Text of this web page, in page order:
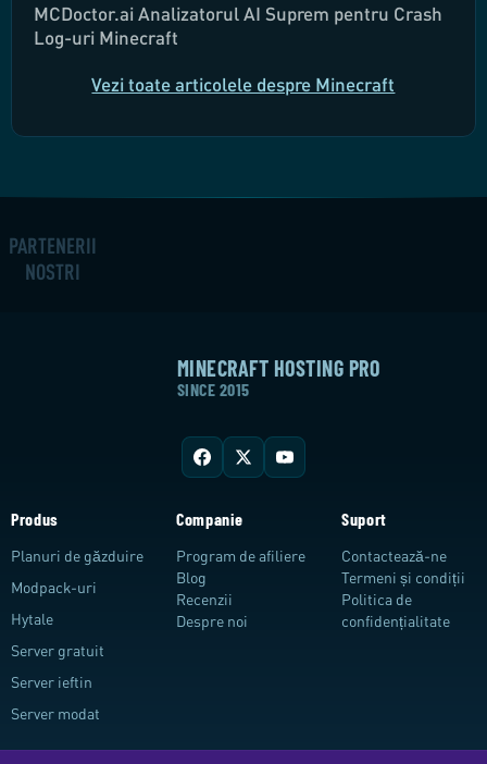
MCDoctor.ai Analizatorul AI Suprem pentru Crash
Log-uri Minecraft
Vezi toate articolele despre Minecraft
PARTENERII
NOȘTRI
MINECRAFT HOSTING PRO
SINCE 2015
Produs
Planuri de găzduire
Modpack-uri
Hytale
Server gratuit
Server ieftin
Server modat
Companie
Program de afiliere
Blog
Recenzii
Despre noi
Suport
Contactează-ne
Termeni și condiții
Politica de
confidențialitate